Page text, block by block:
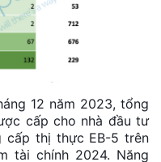
12 năm 2023, tổng
cấp cho nhà đầu tư
cấp thị thực EB-5 trên
tài chính 2024. Năng